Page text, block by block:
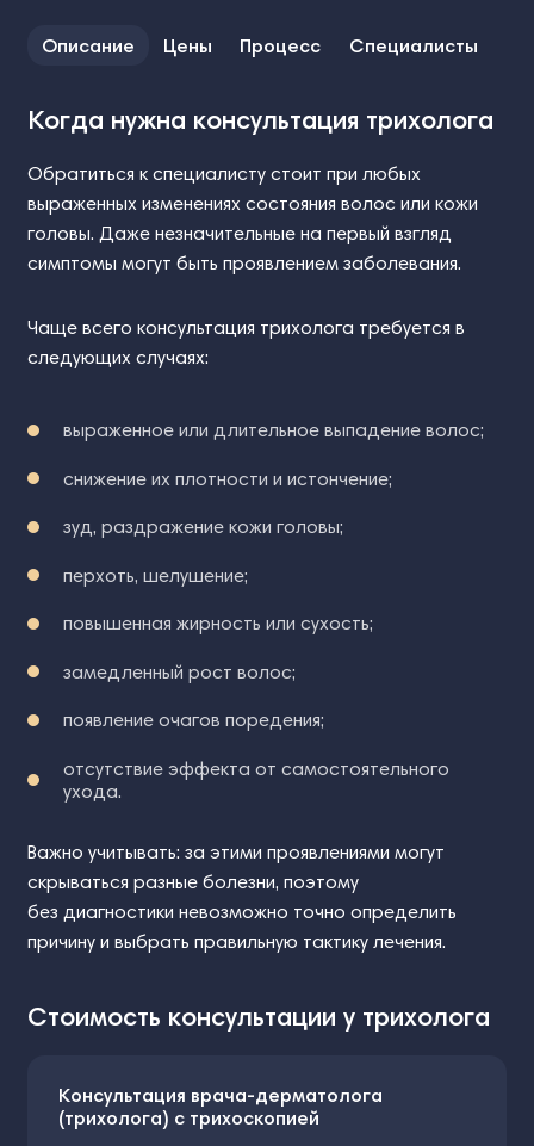
Описание Цены Процесс Специалисты
Когда нужна консультация трихолога
Обратиться к специалисту стоит при любых
выраженных изменениях состояния волос или кожи
головы. Даже незначительные на первый взгляд
симптомы могут быть проявлением заболевания.
Чаще всего консультация трихолога требуется в
следующих случаях:
выраженное или длительное выпадение волос;
снижение их плотности и истончение;
зуд, раздражение кожи головы;
перхоть, шелушение;
повышенная жирность или сухость;
замедленный рост волос;
появление очагов поредения;
отсутствие эффекта от самостоятельного
ухода.
Важно учитывать: за этими проявлениями могут
скрываться разные болезни, поэтому
без диагностики невозможно точно определить
причину и выбрать правильную тактику лечения.
Стоимость консультации у трихолога
Консультация врача-дерматолога
(трихолога) с трихоскопией